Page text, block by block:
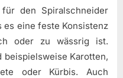
den Spiralschneider
es eine feste Konsistenz
oder zu wässrig ist.
beispielsweise Karotten,
oder Kürbis. Auch